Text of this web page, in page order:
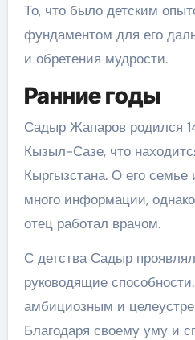
То, что было детским
фундаментом для его
и обретения мудрости.
Ранние годы
Садыр Жапаров родился
Кызыл-Сазе, что
Кыргызстана. О его семье
много информации,
отец работал врачом.
С детства Садыр
руководящие
амбициозным и
Благодаря своему уму и